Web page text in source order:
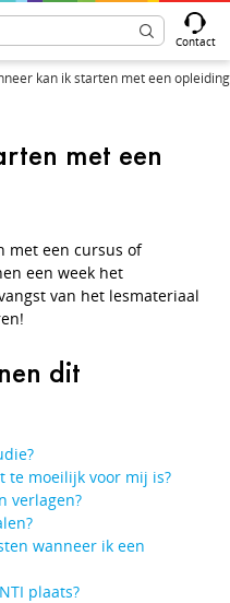
Contact
kan ik starten met een
met een
met een cursus of
een week het
van het lesmateriaal
dit
te moeilijk voor mij is?
verlagen?
wanneer ik een
plaats?